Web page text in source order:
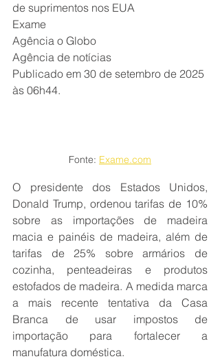
de suprimentos nos EUA
Exame
Agência o Globo
Agência de notícias
Publicado em 30 de setembro de 2025
às 06h44.
Fonte: Exame.com
O presidente dos Estados Unidos,
Donald Trump, ordenou tarifas de 10%
sobre as importações de madeira
macia e painéis de madeira, além de
tarifas de 25% sobre armários de
cozinha, penteadeiras e produtos
estofados de madeira. A medida marca
a mais recente tentativa da Casa
Branca de usar impostos de
importação para fortalecer a
manufatura doméstica.